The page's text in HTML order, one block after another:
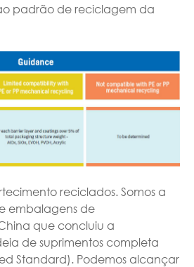
padrão de reciclagem da
reciclados. Somos a
embalagens de
que concluiu a
de suprimentos completa
Standard). Podemos alcançar